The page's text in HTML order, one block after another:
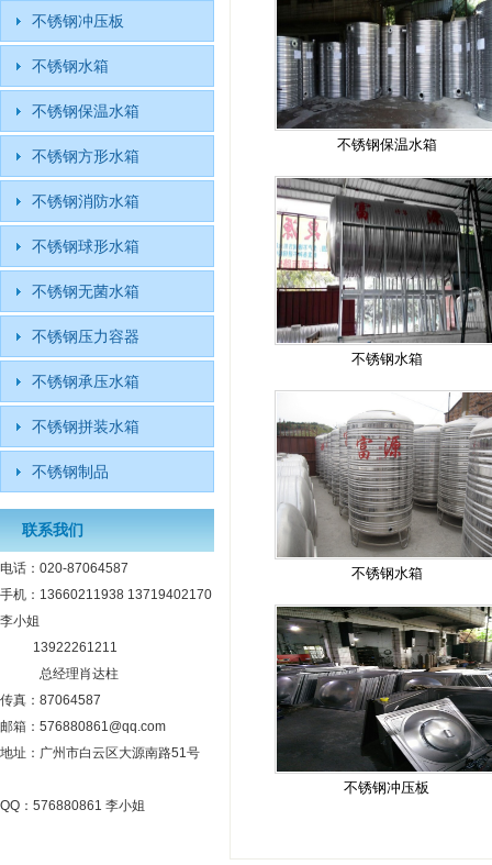
不锈钢保温水箱
不锈钢水箱
不锈钢水箱
不锈钢冲压板
不锈钢冲压板
不锈钢水箱
不锈钢保温水箱
不锈钢方形水箱
不锈钢消防水箱
不锈钢球形水箱
不锈钢无菌水箱
不锈钢压力容器
不锈钢承压水箱
不锈钢拼装水箱
不锈钢制品
联系我们
电话：020-87064587
手机：13660211938 13719402170
李小姐
13922261211
总经理肖达柱
传真：87064587
邮箱：576880861@qq.com
地址：广州市白云区大源南路51号
QQ：576880861 李小姐